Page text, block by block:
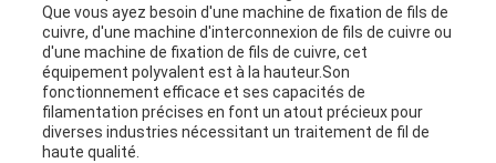
POLICY
Que vous ayez besoin d'une machine de fixation de fils de
cuivre, d'une machine d'interconnexion de fils de cuivre ou
d'une machine de fixation de fils de cuivre, cet
équipement polyvalent est à la hauteur.Son
fonctionnement efficace et ses capacités de
filamentation précises en font un atout précieux pour
diverses industries nécessitant un traitement de fil de
haute qualité.